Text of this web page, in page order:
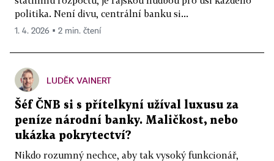
politika. Není divu, centrální banku si...
1. 4. 2026 ▪ 2 min. čtení
LUDĚK VAINERT
Šéf ČNB si s přítelkyní užíval luxusu za
peníze národní banky. Maličkost, nebo
ukázka pokrytectví?
Nikdo rozumný nechce, aby tak vysoký funkcionář,